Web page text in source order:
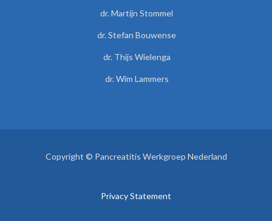
dr. Martijn Stommel
dr. Stefan Bouwense
dr. Thijs Wielenga
dr. Wim Lammers
Copyright © Pancreatitis Werkgroep Nederland
Privacy Statement